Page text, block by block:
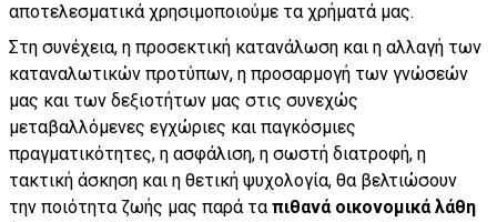
αποτελεσματικά χρησιμοποιούμε τα χρήματά μας.
Στη συνέχεια, η προσεκτική κατανάλωση και η αλλαγή των
καταναλωτικών προτύπων, η προσαρμογή των γνώσεών
μας και των δεξιοτήτων μας στις συνεχώς
μεταβαλλόμενες εγχώριες και παγκόσμιες
πραγματικότητες, η ασφάλιση, η σωστή διατροφή, η
τακτική άσκηση και η θετική ψυχολογία, θα βελτιώσουν
την ποιότητα ζωής μας παρά ταπιθανά οικονομικά λάθη